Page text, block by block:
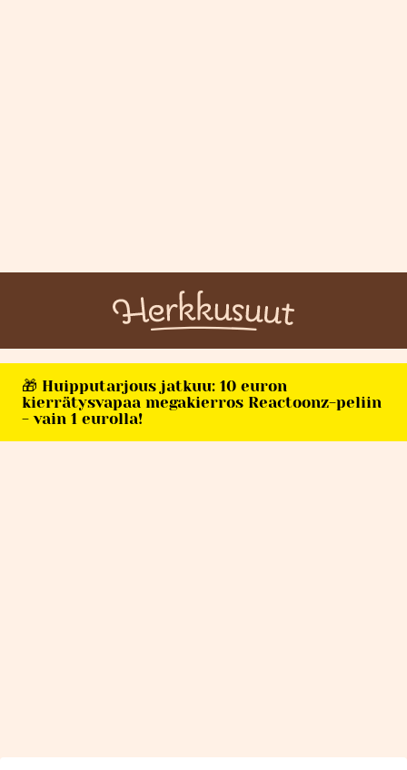
🎁 Huipputarjous jatkuu: 10 euron
kierrätysvapaa megakierros Reactoonz-peliin
- vain 1 eurolla!